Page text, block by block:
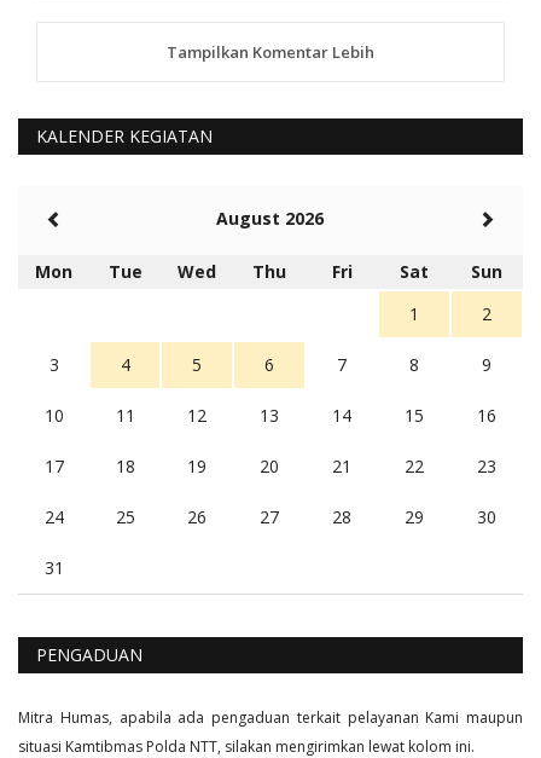
anggy (anakkaos@gmail.com)
Kami perantu bisa baca langsung terkait Pilkada Sumba
5 tahun Yang lalu
Rambu (rambu03@gmail.com)
Berita Polres Sumba Barat Mantap
5 tahun Yang lalu
Balas
16
Tampilkan Komentar Lebih
KALENDER KEGIATAN
August 2026
Mon Tue Wed Thu Fri Sat
Sun
1
2
3 4 5 6 7 8 9
10 11 12 13 14 15 16
17 18 19 20 21 22 23
24 25 26 27 28 29 30
31
PENGADUAN
Mitra Humas, apabila ada pengaduan terkait pelayanan Kami maupun
situasi Kamtibmas Polda NTT, silakan mengirimkan lewat kolom ini.